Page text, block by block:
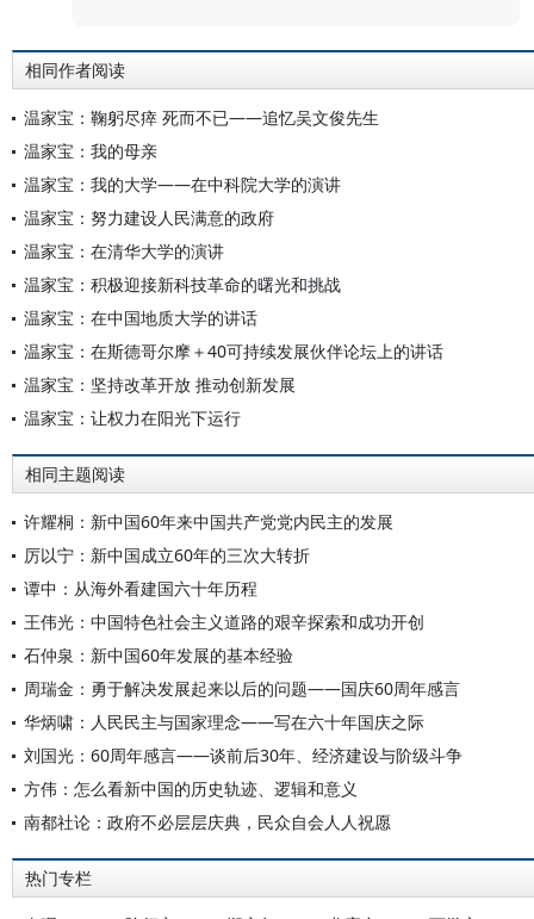
相同作者阅读
温家宝：鞠躬尽瘁 死而不已——追忆吴文俊先生
温家宝：我的母亲
温家宝：我的大学——在中科院大学的演讲
温家宝：努力建设人民满意的政府
温家宝：在清华大学的演讲
温家宝：积极迎接新科技革命的曙光和挑战
温家宝：在中国地质大学的讲话
温家宝：在斯德哥尔摩＋40可持续发展伙伴论坛上的讲话
温家宝：坚持改革开放 推动创新发展
温家宝：让权力在阳光下运行
相同主题阅读
许耀桐：新中国60年来中国共产党党内民主的发展
厉以宁：新中国成立60年的三次大转折
谭中：从海外看建国六十年历程
王伟光：中国特色社会主义道路的艰辛探索和成功开创
石仲泉：新中国60年发展的基本经验
周瑞金：勇于解决发展起来以后的问题——国庆60周年感言
华炳啸：人民民主与国家理念——写在六十年国庆之际
刘国光：60周年感言——谈前后30年、经济建设与阶级斗争
方伟：怎么看新中国的历史轨迹、逻辑和意义
南都社论：政府不必层层庆典，民众自会人人祝愿
热门专栏